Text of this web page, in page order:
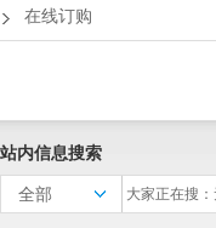
在线订购
站内信息搜索
全部